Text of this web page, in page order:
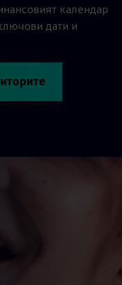
календар
дати и